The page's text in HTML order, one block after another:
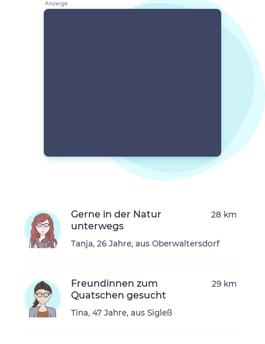
Gerne in der Natur
unterwegs
Tanja, 26 Jahre, aus Oberwaltersdorf
28 km
Freundinnen zum
Quatschen gesucht
Tina, 47 Jahre, aus Sigleß
29 km